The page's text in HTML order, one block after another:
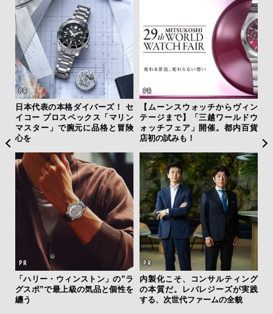
日本代表の本格ダイバーズ！ セ
イコー プロスペックス「マリン
マスター」で腕元に品格と冒険
心を
【ムーンスウォッチからヴィン
テージまで】「三越ワールドウ
ォッチフェア」開催。都内百貨
店初の試みも！
「ハリー・ウィンストン」の”ラ
グスポ”で最上級の気品と個性を
纏う
内製化こそ、コンサルティング
の本質だ。レバレジーズが実践
する、次世代ファームの全貌